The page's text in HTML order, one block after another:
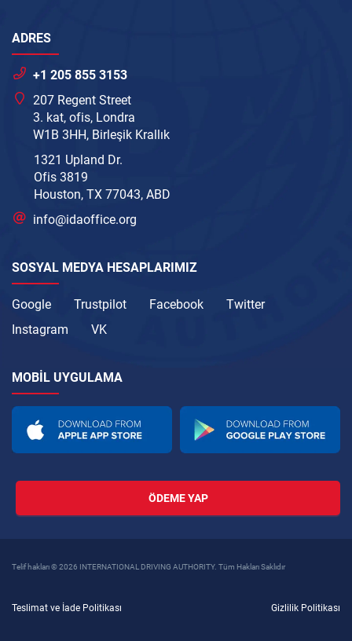
ADRES
+1 205 855 3153
207 Regent Street
3. kat, ofis, Londra
W1B 3HH, Birleşik Krallık
1321 Upland Dr.
Ofis 3819
Houston, TX 77043, ABD
info@idaoffice.org
SOSYAL MEDYA HESAPLARIMIZ
Google Trustpilot Facebook
Twitter
Instagram
VK
MOBIL UYGULAMA
ÖDEME YAP
Telif hakları © 2026 INTERNATIONAL DRIVING AUTHORITY. Tüm Hakları Saklıdır
Teslimat ve İade Politikası Gizlilik Politikası